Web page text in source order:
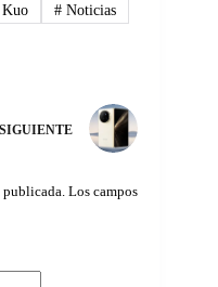
# Noticias
SIGUIENTE
publicada. Los campos